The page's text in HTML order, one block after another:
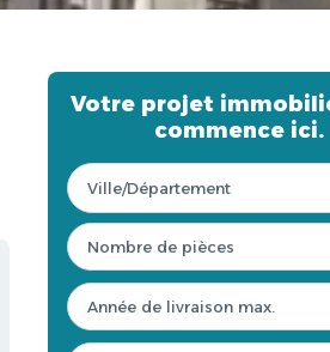
Votre projet
commence ici.